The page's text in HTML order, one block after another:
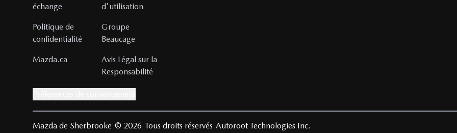
échange
d'utilisation
Politique de
confidentialité
Groupe
Beaucage
Mazda.ca
Avis Légal sur la
Responsabilité
Mazda de Sherbrooke © 2026 Tous droits réservés Autoroot Technologies Inc.